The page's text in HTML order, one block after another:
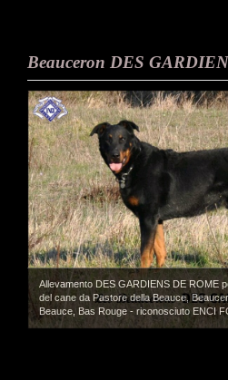
Beauceron DES
Allevamento DES GARDIENS DE ROME
del cane da Pastore della Beauce,
Beauce, Bas Rouge - riconosciuto ENCI